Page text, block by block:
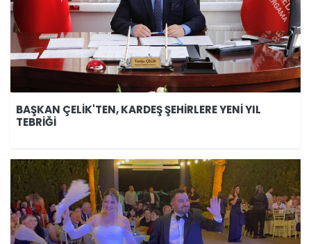
BAŞKAN ÇELİK'TEN, KARDEŞ ŞEHİRLERE YENİ YIL
TEBRİĞİ